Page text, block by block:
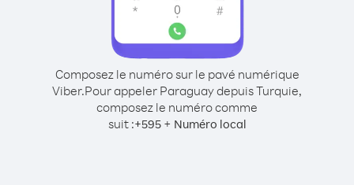
Composez le numéro sur le pavé numérique
Viber.Pour appeler Paraguay depuis Turquie,
composez le numéro comme
suit :+595+ Numéro local